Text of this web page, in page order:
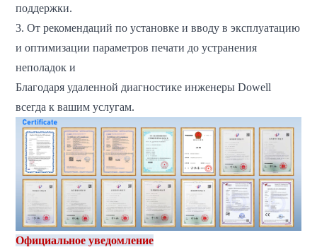
поддержки.
3. От рекомендаций по установке и вводу в эксплуатацию
и оптимизации параметров печати до устранения
неполадок и
Благодаря удаленной диагностике инженеры Dowell
всегда к вашим услугам.
Официальное уведомление